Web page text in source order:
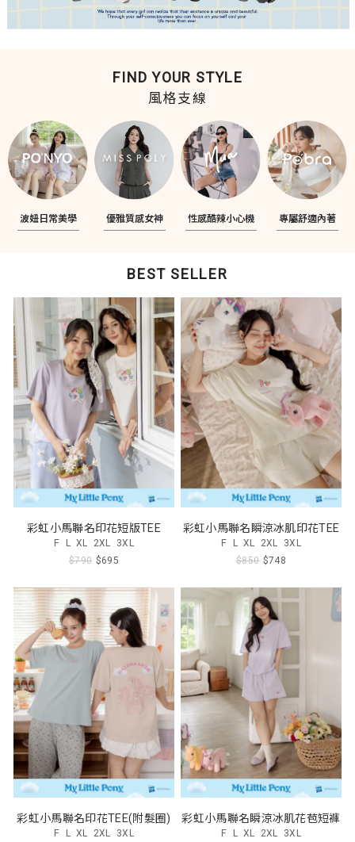
FIND YOUR STYLE
風格支線
波妞日常美學 優雅質感女神 性感酷辣小心機 專屬舒適內著
BEST SELLER
彩虹小馬聯名印花短版TEE
F L XL 2XL 3XL
$790 $695
彩虹小馬聯名瞬涼冰肌印花TEE
F L XL 2XL 3XL
$850 $748
彩虹小馬聯名印花TEE(附髮圈)
F L XL 2XL 3XL
彩虹小馬聯名瞬涼冰肌花苞短褲
F L XL 2XL 3XL